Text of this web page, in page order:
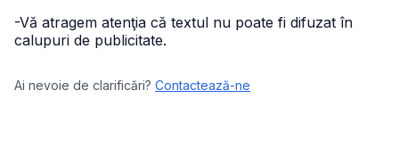
-Vă atragem atenţia că textul nu poate fi difuzat în
calupuri de publicitate.
Ai nevoie de clarificări? Contactează-ne